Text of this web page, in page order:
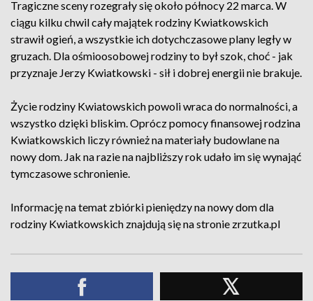
Tragiczne sceny rozegrały się około północy 22 marca. W
ciągu kilku chwil cały majątek rodziny Kwiatkowskich
strawił ogień, a wszystkie ich dotychczasowe plany legły w
gruzach. Dla ośmioosobowej rodziny to był szok, choć - jak
przyznaje Jerzy Kwiatkowski - sił i dobrej energii nie brakuje.
Życie rodziny Kwiatowskich powoli wraca do normalności, a
wszystko dzięki bliskim. Oprócz pomocy finansowej rodzina
Kwiatkowskich liczy również na materiały budowlane na
nowy dom. Jak na razie na najbliższy rok udało im się wynająć
tymczasowe schronienie.
Informację na temat zbiórki pieniędzy na nowy dom dla
rodziny Kwiatkowskich znajdują się na stronie zrzutka.pl